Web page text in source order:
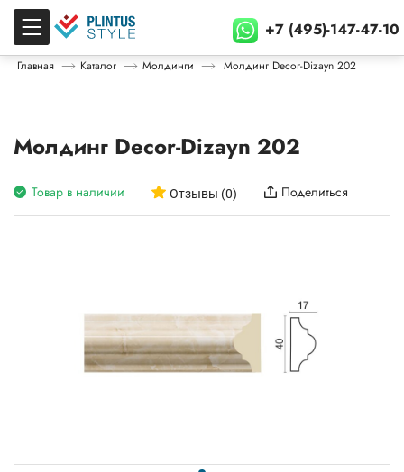
+7 (495)-147-47-10
Главная Каталог Молдинги Молдинг Decor-Dizayn 202
Молдинг Decor-Dizayn 202
Товар в наличии Отзывы (0) Поделиться